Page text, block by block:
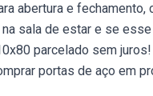
abertura e
sala de estar e se
parcelado sem
portas de aço em